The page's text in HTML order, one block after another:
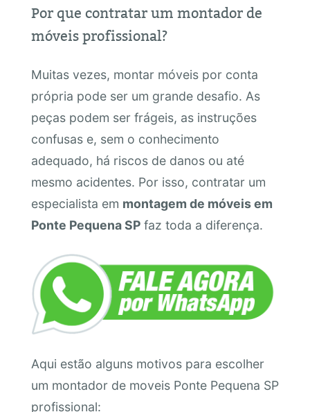
Por que contratar um montador de
móveis profissional?
Muitas vezes, montar móveis por conta
própria pode ser um grande desafio. As
peças podem ser frágeis, as instruções
confusas e, sem o conhecimento
adequado, há riscos de danos ou até
mesmo acidentes. Por isso, contratar um
especialista em montagem de móveis em
Ponte Pequena SPfaz toda a diferença.
Aqui estão alguns motivos para escolher
um montador de moveis Ponte Pequena SP
profissional: